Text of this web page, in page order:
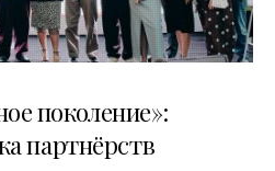
поколение»:
партнёрств